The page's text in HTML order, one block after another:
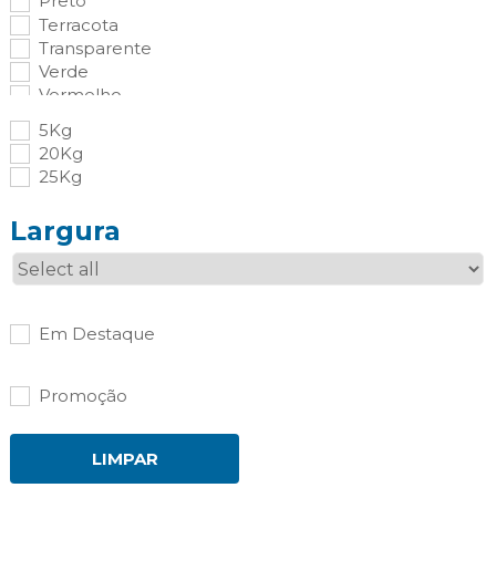
Silicones e Espumas
Cola e Veda
Construção
Decoração
Sanitário
Todos os trabalhos
Soluções Especifícas
Terracota
Transparente
Verde
Vermelho
5Kg
20Kg
25Kg
Largura
Em Destaque
Promoção
LIMPAR